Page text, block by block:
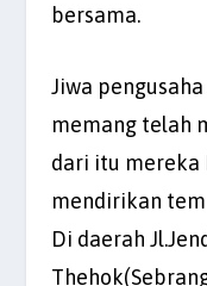
bersama.
Jiwa
memang telah
dari itu mereka
mendirikan
Di daerah